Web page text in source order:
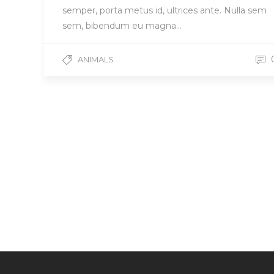
semper, porta metus id, ultrices ante. Nulla sem
sem, bibendum eu magna…
ANIMALS